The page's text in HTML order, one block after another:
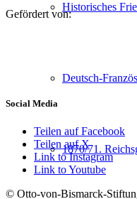
Historisches
Deutsch-
1870/71.
Gefördert von:
Social Media
Teilen auf Facebook
Teilen auf X
Link to Instagram
Link to Youtube
© Otto-von-Bismarck-